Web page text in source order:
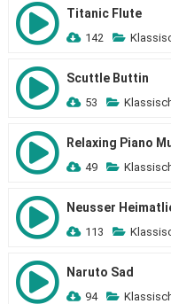
Titanic Flute
142
Scuttle Buttin
53
Relaxing Piano
49
Neusser
113
Naruto Sad
94